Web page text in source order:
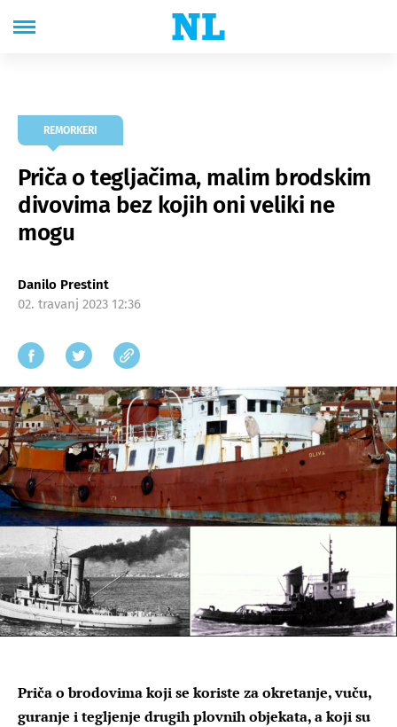
REMORKERI
Priča o tegljačima, malim brodskim
divovima bez kojih oni veliki ne
mogu
Danilo Prestint
02. travanj 2023 12:36
Priča o brodovima koji se koriste za okretanje, vuču,
guranje i tegljenje drugih plovnih objekata, a koji su